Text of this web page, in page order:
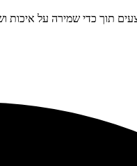
תוך כדי שמירה על איכות